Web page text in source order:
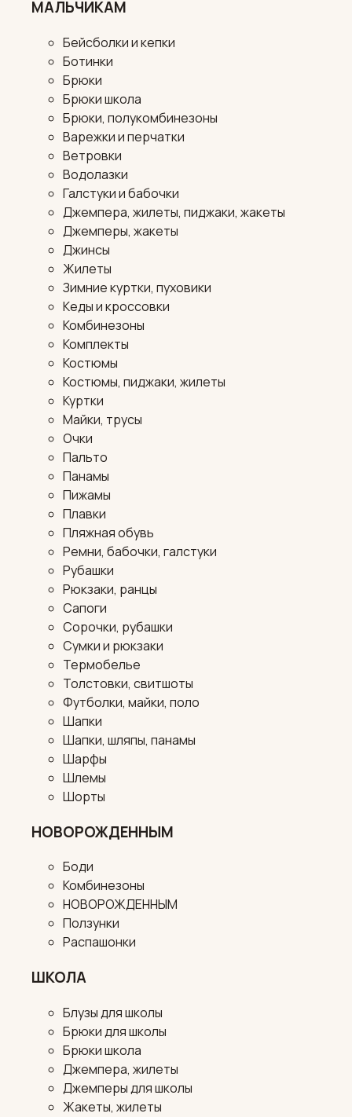
МАЛЬЧИКАМ
Бейсболки и кепки
Ботинки
Брюки
Брюки школа
Брюки, полукомбинезоны
Варежки и перчатки
Ветровки
Водолазки
Галстуки и бабочки
Джемпера, жилеты, пиджаки, жакеты
Джемперы, жакеты
Джинсы
Жилеты
Зимние куртки, пуховики
Кеды и кроссовки
Комбинезоны
Комплекты
Костюмы
Костюмы, пиджаки, жилеты
Куртки
Майки, трусы
Очки
Пальто
Панамы
Пижамы
Плавки
Пляжная обувь
Ремни, бабочки, галстуки
Рубашки
Рюкзаки, ранцы
Сапоги
Сорочки, рубашки
Сумки и рюкзаки
Термобелье
Толстовки, свитшоты
Футболки, майки, поло
Шапки
Шапки, шляпы, панамы
Шарфы
Шлемы
Шорты
НОВОРОЖДЕННЫМ
Боди
Комбинезоны
НОВОРОЖДЕННЫМ
Ползунки
Распашонки
ШКОЛА
Блузы для школы
Брюки для школы
Брюки школа
Джемпера, жилеты
Джемперы для школы
Жакеты, жилеты